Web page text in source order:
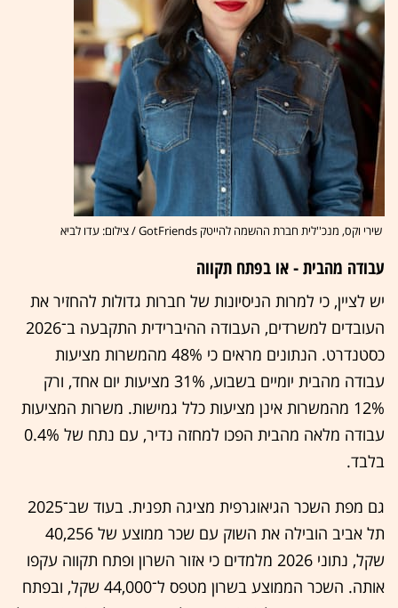
שירי וקס, מנכ''לית חברת ההשמה להייטק GotFriends / צילום: עדו לביא
עבודה מהבית - או בפתח תקווה
יש לציין, כי למרות הניסיונות של חברות גדולות להחזיר את
העובדים למשרדים, העבודה ההיברידית התקבעה ב־2026
כסטנדרט. הנתונים מראים כי 48% מהמשרות מציעות
עבודה מהבית יומיים בשבוע, 31% מציעות יום אחד, ורק
12% מהמשרות אינן מציעות כלל גמישות. משרות המציעות
עבודה מלאה מהבית הפכו למחזה נדיר, עם נתח של 0.4%
בלבד.
גם מפת השכר הגיאוגרפית מציגה תפנית. בעוד שב־2025
תל אביב הובילה את השוק עם שכר ממוצע של 40,256
שקל, נתוני 2026 מלמדים כי אזור השרון ופתח תקווה עקפו
אותה. השכר הממוצע בשרון מטפס ל־44,000 שקל, ובפתח